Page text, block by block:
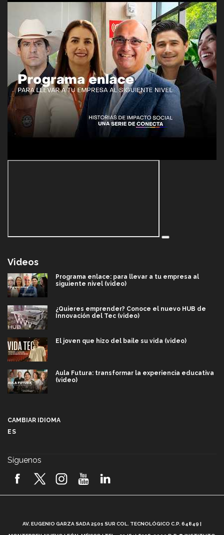
Videos
Programa enlace: para llevar a tu empresa al
siguiente nivel (video)
¿Quieres emprender? Conoce el nuevo HUB de
Innovación del Tec (video)
El joven que hizo del baile su vida (video)
Aula Futura: transformar la experiencia educativa
(video)
2026! (video)
¿Cómo es el Modelo Educativo Tec? (video)
CAMBIAR IDIOMA
ES
Síguenos
AV. EUGENIO GARZA SADA 2501 SUR COL. TECNOLÓGICO C.P. 64849 |